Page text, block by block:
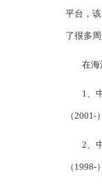
平台，
了很多周
在海洋
1、中
（2001-）
2、中
（1998-）